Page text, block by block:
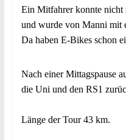
Ein Mitfahrer konnte nicht
und wurde von Manni mit
Da haben E-Bikes schon
Nach einer Mittagspause
die Uni und den RS1
Länge der Tour 43 km.